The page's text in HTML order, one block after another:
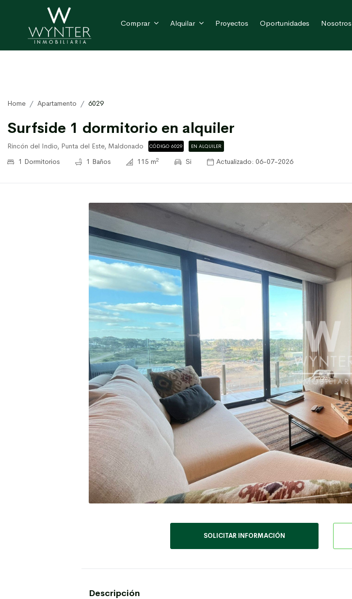
Comprar Alquilar Proyectos Oportunidades Nosotros
Home Apartamento 6029
Surfside 1 dormitorio en alquiler
Rincón del Indio, Punta del Este, Maldonado CÓDIGO 6029 EN ALQUILER
1 Dormitorios 1 Baños 115 m2 Si Actualizado: 06-07-2026
SOLICITAR INFORMACIÓN
Descripción